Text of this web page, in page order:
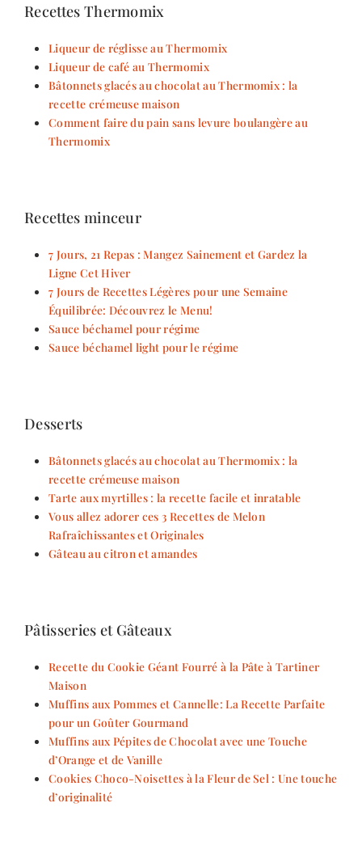
Recettes Thermomix
Liqueur de réglisse au Thermomix
Liqueur de café au Thermomix
Bâtonnets glacés au chocolat au Thermomix : la
recette crémeuse maison
Comment faire du pain sans levure boulangère au
Thermomix
Recettes minceur
7 Jours, 21 Repas : Mangez Sainement et Gardez la
Ligne Cet Hiver
7 Jours de Recettes Légères pour une Semaine
Équilibrée: Découvrez le Menu!
Sauce béchamel pour régime
Sauce béchamel light pour le régime
Desserts
Bâtonnets glacés au chocolat au Thermomix : la
recette crémeuse maison
Tarte aux myrtilles : la recette facile et inratable
Vous allez adorer ces 3 Recettes de Melon
Rafraîchissantes et Originales
Gâteau au citron et amandes
Pâtisseries et Gâteaux
Recette du Cookie Géant Fourré à la Pâte à Tartiner
Maison
Muffins aux Pommes et Cannelle: La Recette Parfaite
pour un Goûter Gourmand
Muffins aux Pépites de Chocolat avec une Touche
d’Orange et de Vanille
Cookies Choco-Noisettes à la Fleur de Sel : Une touche
d’originalité